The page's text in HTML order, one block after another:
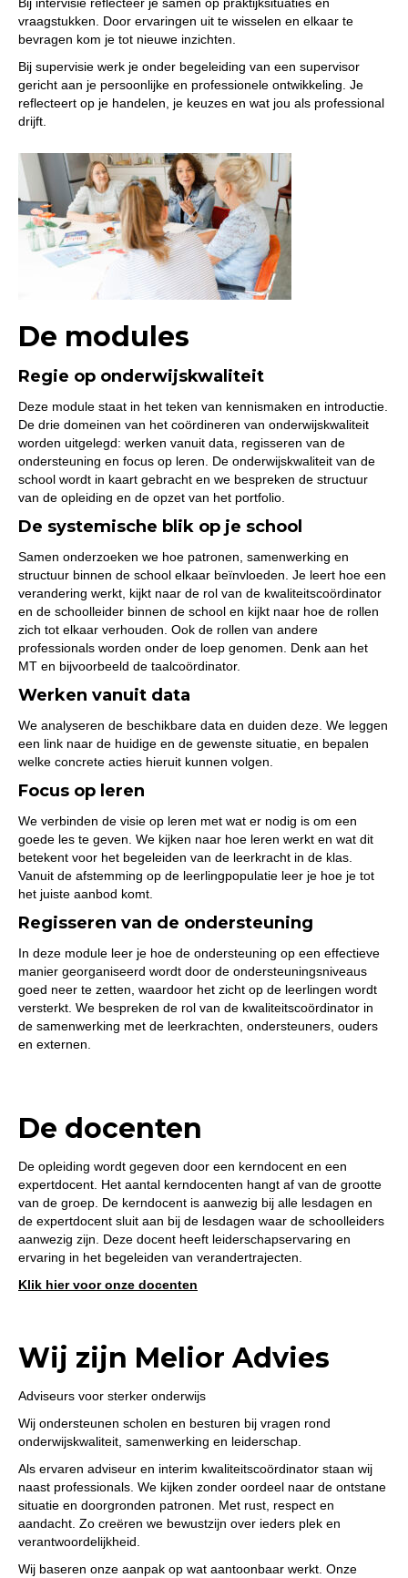
vraagstukken. Door ervaringen uit te wisselen en elkaar te
bevragen kom je tot nieuwe inzichten.
Bij supervisie werk je onder begeleiding van een supervisor
gericht aan je persoonlijke en professionele ontwikkeling. Je
reflecteert op je handelen, je keuzes en wat jou als professional
drijft.
De modules
Regie op onderwijskwaliteit
Deze module staat in het teken van kennismaken en introductie.
De drie domeinen van het coördineren van onderwijskwaliteit
worden uitgelegd: werken vanuit data, regisseren van de
ondersteuning en focus op leren. De onderwijskwaliteit van de
school wordt in kaart gebracht en we bespreken de structuur
van de opleiding en de opzet van het portfolio.
De systemische blik op je school
Samen onderzoeken we hoe patronen, samenwerking en
structuur binnen de school elkaar beïnvloeden. Je leert hoe een
verandering werkt, kijkt naar de rol van de kwaliteitscoördinator
en de schoolleider binnen de school en kijkt naar hoe de rollen
zich tot elkaar verhouden. Ook de rollen van andere
professionals worden onder de loep genomen. Denk aan het
MT en bijvoorbeeld de taalcoördinator.
Werken vanuit data
We analyseren de beschikbare data en duiden deze. We leggen
een link naar de huidige en de gewenste situatie, en bepalen
welke concrete acties hieruit kunnen volgen.
Focus op leren
We verbinden de visie op leren met wat er nodig is om een
goede les te geven. We kijken naar hoe leren werkt en wat dit
betekent voor het begeleiden van de leerkracht in de klas.
Vanuit de afstemming op de leerlingpopulatie leer je hoe je tot
het juiste aanbod komt.
Regisseren van de ondersteuning
In deze module leer je hoe de ondersteuning op een effectieve
manier georganiseerd wordt door de ondersteuningsniveaus
goed neer te zetten, waardoor het zicht op de leerlingen wordt
versterkt. We bespreken de rol van de kwaliteitscoördinator in
de samenwerking met de leerkrachten, ondersteuners, ouders
en externen.
De docenten
De opleiding wordt gegeven door een kerndocent en een
expertdocent. Het aantal kerndocenten hangt af van de grootte
van de groep. De kerndocent is aanwezig bij alle lesdagen en
de expertdocent sluit aan bij de lesdagen waar de schoolleiders
aanwezig zijn. Deze docent heeft leiderschapservaring en
ervaring in het begeleiden van verandertrajecten.
Klik hier voor onze docenten
Wij zijn Melior Advies
Adviseurs voor sterker onderwijs
Wij ondersteunen scholen en besturen bij vragen rond
onderwijskwaliteit, samenwerking en leiderschap.
Als ervaren adviseur en interim kwaliteitscoördinator staan wij
naast professionals. We kijken zonder oordeel naar de ontstane
situatie en doorgronden patronen. Met rust, respect en
aandacht. Zo creëren we bewustzijn over ieders plek en
verantwoordelijkheid.
Wij baseren onze aanpak op wat aantoonbaar werkt. Onze